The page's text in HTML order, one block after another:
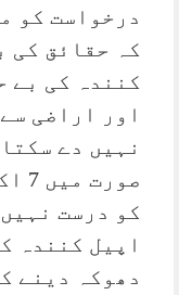
درخواست کو
کہ حقائق کی
کنندہ کی بے
اور اراضی
کو درست
اپیل کنندہ
دھوکہ دینے